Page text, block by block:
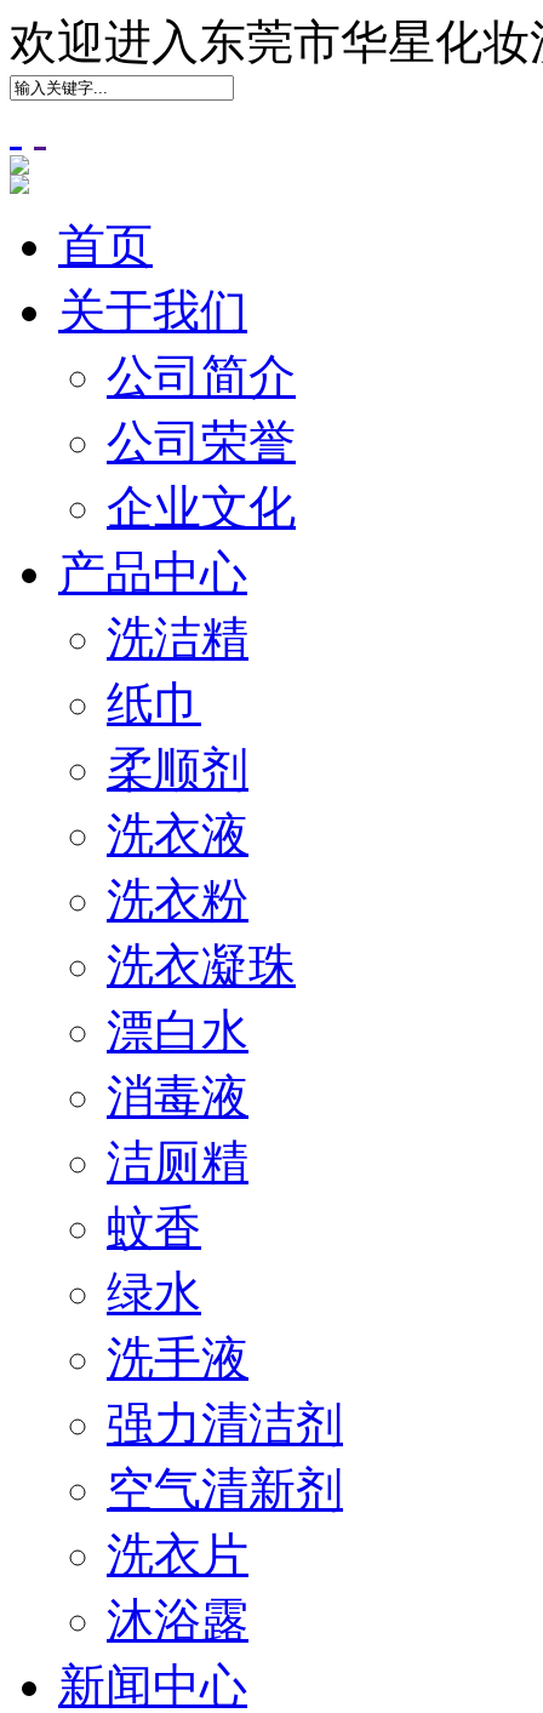
欢迎进入东莞市华星化
首页
关于我们
公司简介
公司荣誉
企业文化
产品中心
洗洁精
纸巾
柔顺剂
洗衣液
洗衣粉
洗衣凝珠
漂白水
消毒液
洁厕精
蚊香
绿水
洗手液
强力清洁剂
空气清新剂
洗衣片
沐浴露
新闻中心